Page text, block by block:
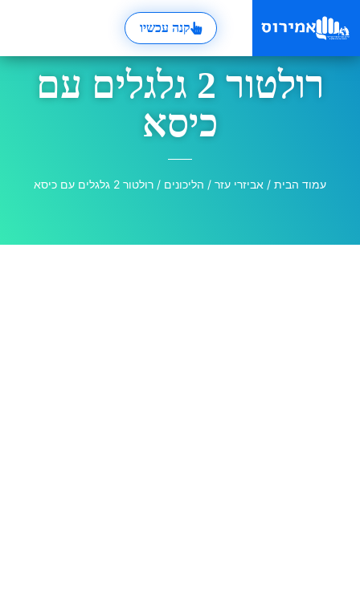
קנה עכשיו
רולטור 2 גלגלים עם
כיסא
עמוד הבית / אביזרי עזר / הליכונים / רולטור 2 גלגלים עם כיסא